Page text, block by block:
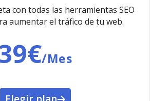
con todas las herramientas SEO
aumentar el tráfico de tu web.
/Mes